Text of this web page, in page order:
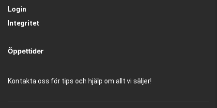
Login
Integritet
Öppettider
Kontakta oss för tips och hjälp om allt vi säljer!